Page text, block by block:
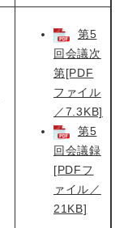
第5
回会議次
第[PDF
ファイル
／7.3KB]
第5
回会議録
[PDFフ
ァイル／
21KB]